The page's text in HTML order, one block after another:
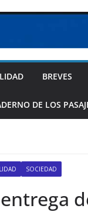
BREVES
DE LOS
SOCIEDAD